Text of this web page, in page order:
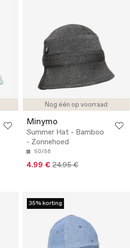
Nog één op voorraad
Minymo
Summer Hat - Bamboo
- Zonnehoed
50/56
4.99 € 24.95 €
35% korting